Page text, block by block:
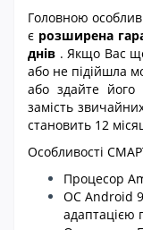
Головною
є розширена
днів . Якщо Вас
або не підійшла
або здайте
замість
становить 12
Особливості
Процесор
ОС Android
адаптацією